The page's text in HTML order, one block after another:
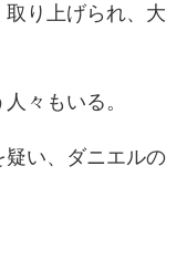
り上げられ、大
々もいる。
い、ダニエルの